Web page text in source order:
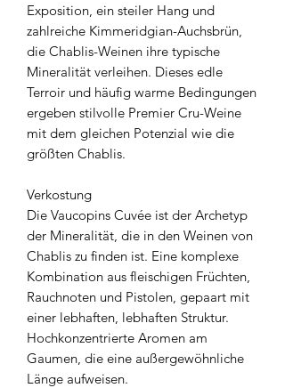
Exposition, ein steiler Hang und
zahlreiche Kimmeridgian-Auchsbrün,
die Chablis-Weinen ihre typische
Mineralität verleihen. Dieses edle
Terroir und häufig warme Bedingungen
ergeben stilvolle Premier Cru-Weine
mit dem gleichen Potenzial wie die
größten Chablis.
Verkostung
Die Vaucopins Cuvée ist der Archetyp
der Mineralität, die in den Weinen von
Chablis zu finden ist. Eine komplexe
Kombination aus fleischigen Früchten,
Rauchnoten und Pistolen, gepaart mit
einer lebhaften, lebhaften Struktur.
Hochkonzentrierte Aromen am
Gaumen, die eine außergewöhnliche
Länge aufweisen.